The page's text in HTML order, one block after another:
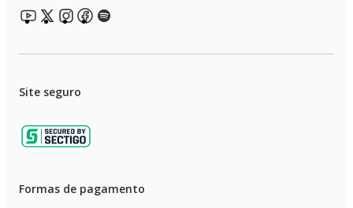
Site seguro
Formas de pagamento